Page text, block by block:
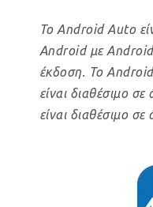
Το Android Auto
Android με
έκδοση. Το
είναι διαθέσιμο σε
είναι διαθέσιμο σε